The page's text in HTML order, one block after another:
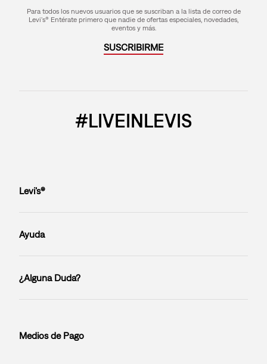
Para todos los nuevos usuarios que se suscriban a la lista de correo de
Levi's® Entérate primero que nadie de ofertas especiales, novedades,
eventos y más.
SUSCRIBIRME
#LIVEINLEVIS
Levi’s®
Ayuda
¿Alguna Duda?
Medios de Pago